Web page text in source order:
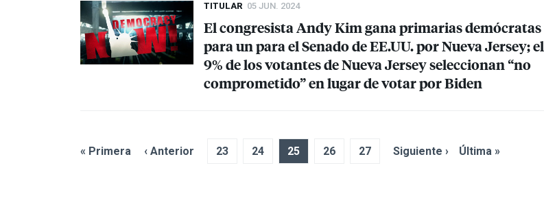
TITULAR 05 JUN. 2024
El congresista Andy Kim gana primarias demócratas
para un para el Senado de EE.UU. por Nueva Jersey; el
9% de los votantes de Nueva Jersey seleccionan “no
comprometido” en lugar de votar por Biden
« Primera ‹ Anterior 23 24 25 26 27 Siguiente › Última »